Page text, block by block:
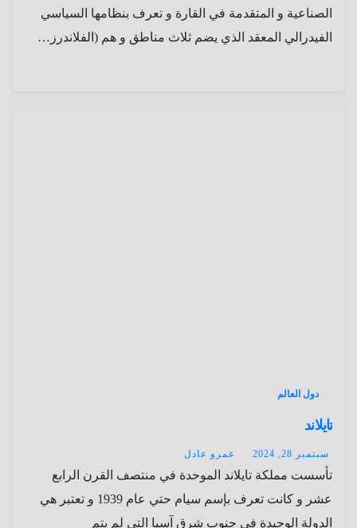
الصناعية و المتقدمة في القارة و تعرف بنظامها السياسي
الفيدرالي المعقد الذي يضم ثلاث مناطق و هم (الفلاندرز…
دول العالم
تايلاند
سبتمبر 28, 2024 عمرو عادل
تأسست مملكة تايلاند الموحدة في منتصف القرن الرابع
عشر و كانت تعرف بإسم سيام حتي عام 1939 و تعتبر هي
الدولة الوحيدة في جنوب شرق آسيا التي لم يتم